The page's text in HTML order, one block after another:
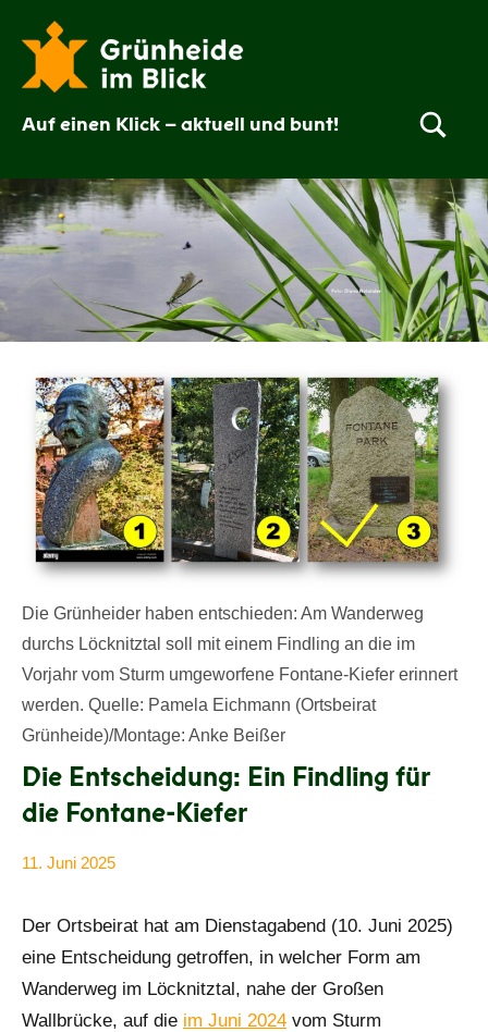
Inhalt
springen
Grünheide
im
Blick
Auf einen Klick – aktuell und bunt!
Die Grünheider haben entschieden: Am Wanderweg
durchs Löcknitztal soll mit einem Findling an die im
Vorjahr vom Sturm umgeworfene Fontane-Kiefer erinnert
werden. Quelle: Pamela Eichmann (Ortsbeirat
Grünheide)/Montage: Anke Beißer
Die Entscheidung: Ein Findling für
die Fontane-Kiefer
11. Juni 2025
Der Ortsbeirat hat am Dienstagabend (10. Juni 2025)
eine Entscheidung getroffen, in welcher Form am
Wanderweg im Löcknitztal, nahe der Großen
Wallbrücke, auf die im Juni 2024 vom Sturm